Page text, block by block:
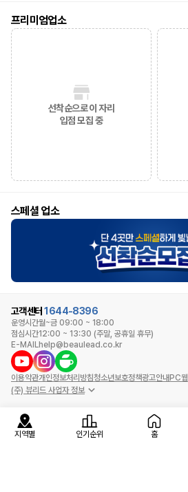
프리미엄업소
선착순으로 이 자리
입점 모집 중
스페셜 업소
고객센터 1644-8396
운영시간월~금 09:00 ~ 18:00
점심시간12:00 ~ 13:30 (주말, 공휴일 휴무)
E-MAILhelp@beaulead.co.kr
이용약관개인정보처리방침청소년보호정책광고안내PC웹
(주) 뷰리드 사업자 정보
지역별 인기순위 홈